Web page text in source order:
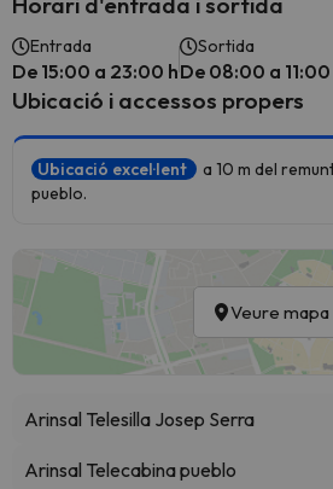
Entrada
De 15:00 a 23:00 h
Sortida
De 08:00 a 11:00
Ubicació i accessos propers
Ubicació excel·lent
a 10 m del
pueblo.
Veure mapa
Arinsal Telesilla Josep Serra
Arinsal Telecabina pueblo